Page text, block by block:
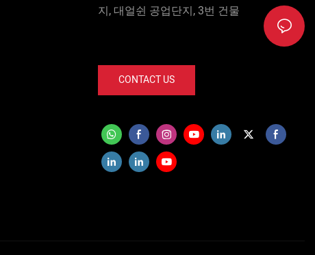
지, 대얼쉰 공업단지, 3번 건물
CONTACT US